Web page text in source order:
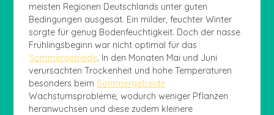
meisten Regionen Deutschlands unter guten
Bedingungen ausgesät. Ein milder, feuchter Winter
sorgte für genug Bodenfeuchtigkeit. Doch der nasse
Frühlingsbeginn war nicht optimal für das
Sommergetreide. In den Monaten Mai und Juni
verursachten Trockenheit und hohe Temperaturen
besonders beim Sommergetreide
Wachstumsprobleme, wodurch weniger Pflanzen
heranwuchsen und diese zudem kleinere